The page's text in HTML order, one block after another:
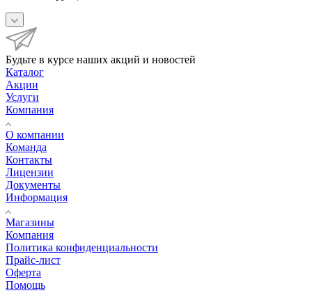
Будьте в курсе наших акций и новостей
Каталог
Акции
Услуги
Компания
О компании
Команда
Контакты
Лицензии
Документы
Информация
Магазины
Компания
Политика конфиденциальности
Прайс-лист
Оферта
Помощь